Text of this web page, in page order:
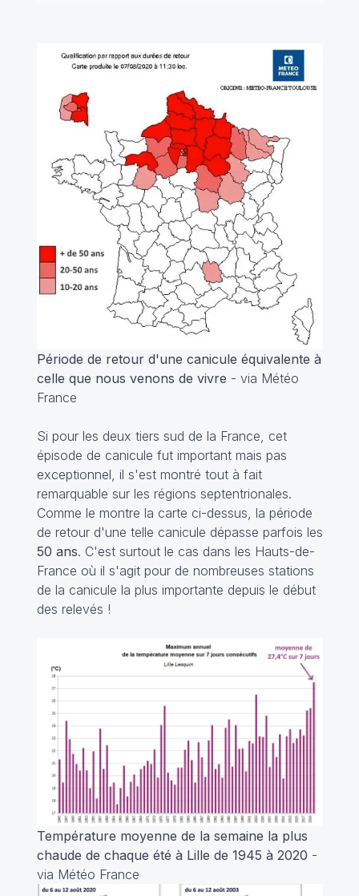
Période de retour d'une canicule équivalente à
celle que nous venons de vivre - via Météo
France
Si pour les deux tiers sud de la France, cet
épisode de canicule fut important mais pas
exceptionnel, il s'est montré tout à fait
remarquable sur les régions septentrionales.
Comme le montre la carte ci-dessus, la période
de retour d'une telle canicule dépasse parfois les
50 ans. C'est surtout le cas dans les Hauts-de-
France où il s'agit pour de nombreuses stations
de la canicule la plus importante depuis le début
des relevés !
Température moyenne de la semaine la plus
chaude de chaque été à Lille de 1945 à 2020 -
via Météo France